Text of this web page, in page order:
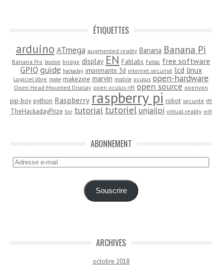
ÉTIQUETTES
arduino ATmega augmented reality Banana Banana Pi
Banana Pro bouton bridge display EN Fablabs Fablac free software
GPIO guide hackaday imprimante 3d internet sécurisé lcd linux
Logiciel libre make makezine marvin module oculus open-hardware
Open Head Mounted Display open oculus rift open source openvpn
pip-boy python Raspberry raspberry pi robot securité tft
TheHackadayPrize tor tutorial tutoriel unjailpi virtual reality wifi
ABONNEMENT
Adresse
Souscrire
ARCHIVES
octobre 2018